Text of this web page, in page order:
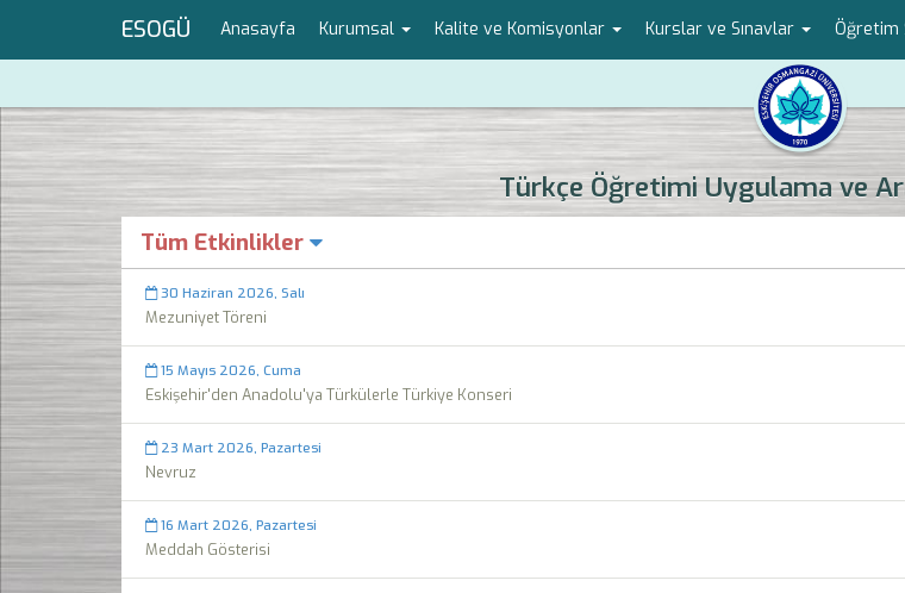
ESOGÜ Anasayfa Kurumsal Kalite ve Komisyonlar Kurslar ve Sınavlar Öğretim
Türkçe Öğretimi Uygulama ve
Tüm Etkinlikler
30 Haziran 2026, Salı
Mezuniyet Töreni
15 Mayıs 2026, Cuma
Eskişehir'den Anadolu'ya Türkülerle Türkiye Konseri
23 Mart 2026, Pazartesi
Nevruz
16 Mart 2026, Pazartesi
Meddah Gösterisi